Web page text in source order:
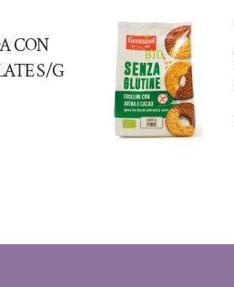
CON
S/G